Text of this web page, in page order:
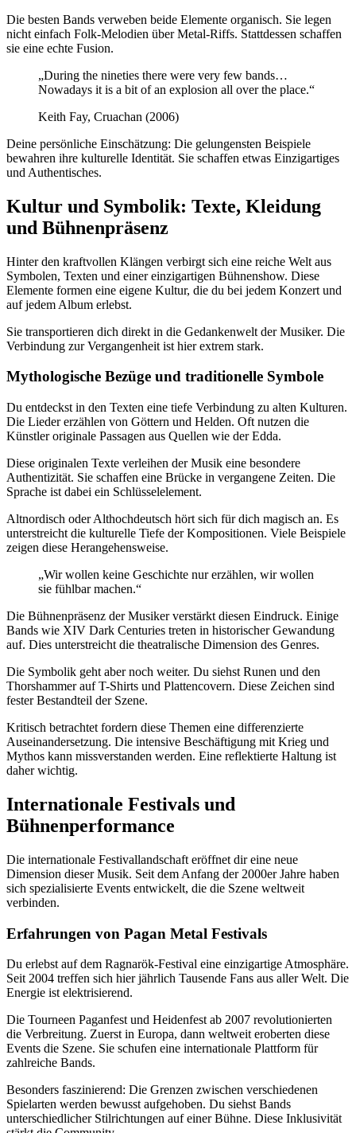
Die besten Bands verweben beide Elemente organisch. Sie legen
nicht einfach Folk-Melodien über Metal-Riffs. Stattdessen schaffen
sie eine echte Fusion.
„During the nineties there were very few bands…
Nowadays it is a bit of an explosion all over the place.“
Keith Fay, Cruachan (2006)
Deine persönliche Einschätzung: Die gelungensten Beispiele
bewahren ihre kulturelle Identität. Sie schaffen etwas Einzigartiges
und Authentisches.
Kultur und Symbolik: Texte, Kleidung
und Bühnenpräsenz
Hinter den kraftvollen Klängen verbirgt sich eine reiche Welt aus
Symbolen, Texten und einer einzigartigen Bühnenshow. Diese
Elemente formen eine eigene Kultur, die du bei jedem Konzert und
auf jedem Album erlebst.
Sie transportieren dich direkt in die Gedankenwelt der Musiker. Die
Verbindung zur Vergangenheit ist hier extrem stark.
Mythologische Bezüge und traditionelle Symbole
Du entdeckst in den Texten eine tiefe Verbindung zu alten Kulturen.
Die Lieder erzählen von Göttern und Helden. Oft nutzen die
Künstler originale Passagen aus Quellen wie der Edda.
Diese originalen Texte verleihen der Musik eine besondere
Authentizität. Sie schaffen eine Brücke in vergangene Zeiten. Die
Sprache ist dabei ein Schlüsselelement.
Altnordisch oder Althochdeutsch hört sich für dich magisch an. Es
unterstreicht die kulturelle Tiefe der Kompositionen. Viele Beispiele
zeigen diese Herangehensweise.
„Wir wollen keine Geschichte nur erzählen, wir wollen
sie fühlbar machen.“
Die Bühnenpräsenz der Musiker verstärkt diesen Eindruck. Einige
Bands wie XIV Dark Centuries treten in historischer Gewandung
auf. Dies unterstreicht die theatralische Dimension des Genres.
Die Symbolik geht aber noch weiter. Du siehst Runen und den
Thorshammer auf T-Shirts und Plattencovern. Diese Zeichen sind
fester Bestandteil der Szene.
Kritisch betrachtet fordern diese Themen eine differenzierte
Auseinandersetzung. Die intensive Beschäftigung mit Krieg und
Mythos kann missverstanden werden. Eine reflektierte Haltung ist
daher wichtig.
Internationale Festivals und
Bühnenperformance
Die internationale Festivallandschaft eröffnet dir eine neue
Dimension dieser Musik. Seit dem Anfang der 2000er Jahre haben
sich spezialisierte Events entwickelt, die die Szene weltweit
verbinden.
Erfahrungen von Pagan Metal Festivals
Du erlebst auf dem Ragnarök-Festival eine einzigartige Atmosphäre.
Seit 2004 treffen sich hier jährlich Tausende Fans aus aller Welt. Die
Energie ist elektrisierend.
Die Tourneen Paganfest und Heidenfest ab 2007 revolutionierten
die Verbreitung. Zuerst in Europa, dann weltweit eroberten diese
Events die Szene. Sie schufen eine internationale Plattform für
zahlreiche Bands.
Besonders faszinierend: Die Grenzen zwischen verschiedenen
Spielarten werden bewusst aufgehoben. Du siehst Bands
unterschiedlicher Stilrichtungen auf einer Bühne. Diese Inklusivität